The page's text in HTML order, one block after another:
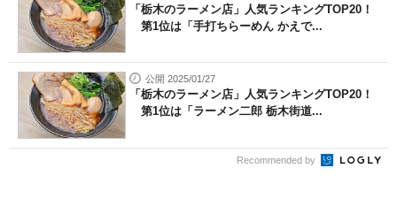
「栃木のラーメン店」人気ランキングTOP20！
第1位は「手打ちらーめん かえで...
公開 2025/01/27
「栃木のラーメン店」人気ランキングTOP20！
第1位は「ラーメン二郎 栃木街道...
Recommended by